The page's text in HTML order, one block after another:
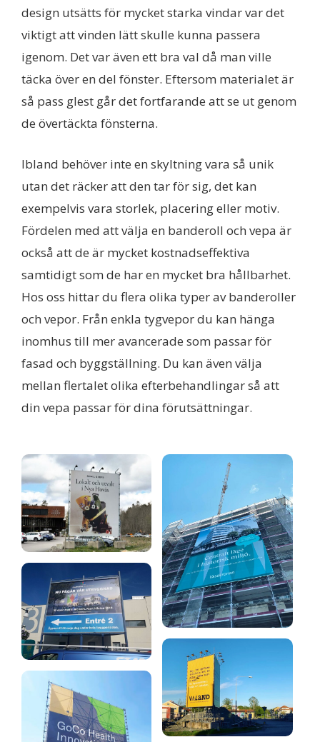
design utsätts för mycket starka vindar var det
viktigt att vinden lätt skulle kunna passera
igenom. Det var även ett bra val då man ville
täcka över en del fönster. Eftersom materialet är
så pass glest går det fortfarande att se ut genom
de övertäckta fönsterna.
Ibland behöver inte en skyltning vara så unik
utan det räcker att den tar för sig, det kan
exempelvis vara storlek, placering eller motiv.
Fördelen med att välja en banderoll och vepa är
också att de är mycket kostnadseffektiva
samtidigt som de har en mycket bra hållbarhet.
Hos oss hittar du flera olika typer av banderoller
och vepor. Från enkla tygvepor du kan hänga
inomhus till mer avancerade som passar för
fasad och byggställning. Du kan även välja
mellan flertalet olika efterbehandlingar så att
din vepa passar för dina förutsättningar.